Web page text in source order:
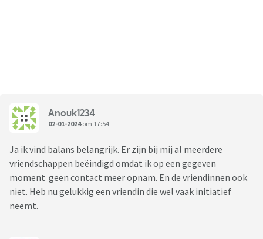
Anouk1234
02-01-2024om 17:54
Ja ik vind balans belangrijk. Er zijn bij mij al meerdere
vriendschappen beëindigd omdat ik op een gegeven
moment geen contact meer opnam. En de vriendinnen ook
niet. Heb nu gelukkig een vriendin die wel vaak initiatief
neemt.